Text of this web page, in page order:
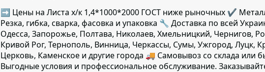
➡ Цены на Листа х/к 1,4*1000*2000 ГОСТ ниже рыночных ✔️
Резка, гибка, сварка, фасовка и упаковка 🔧 Доставка по всей
Одесса, Запорожье, Полтава, Николаев, Хмельницкий, Чернигов,
Кривой Рог, Тернополь, Винница, Черкассы, Сумы, Ужгород, Луцк,
Церковь, Каменское и другие города 🚚 Самовывоз со склада или
Выгодные условия и профессиональное обслуживание.